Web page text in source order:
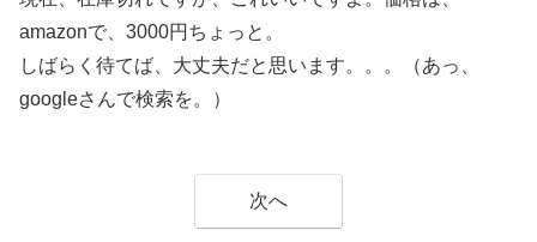
amazonで、3000円ちょっと。
しばらく待てば、大丈夫だと思います。。。（あっ、
googleさんで検索を。）
次へ